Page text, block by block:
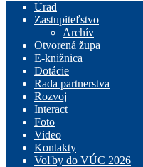
Úrad
Zastupiteľstvo
Archív
Otvorená župa
E-knižnica
Dotácie
Rada partnerstva
Rozvoj
Interact
Foto
Video
Kontakty
Voľby do VÚC 2026